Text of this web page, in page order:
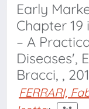
Early
Chapter
– A
Diseases',
Bracci, ,
FERRARI,